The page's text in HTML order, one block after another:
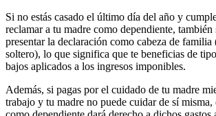
Si no estás casado el último día del año y
reclamar a tu madre como dependiente, también
presentar la declaración como cabeza de familia
soltero), lo que significa que te beneficias de
bajos aplicados a los ingresos imponibles.
Además, si pagas por el cuidado de tu madre
trabajo y tu madre no puede cuidar de sí misma,